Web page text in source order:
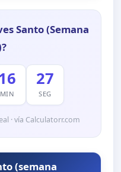
Santo (Semana
MIN
26
SEG
· vía Calculatorr.com
(semana